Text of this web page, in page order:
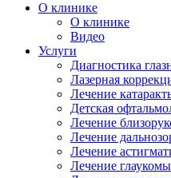
О клинике
О клинике
Видео
Услуги
Диагностика
Лазерная
Лечение
Детская
Лечение
Лечение
Лечение
Лечение глаукомы